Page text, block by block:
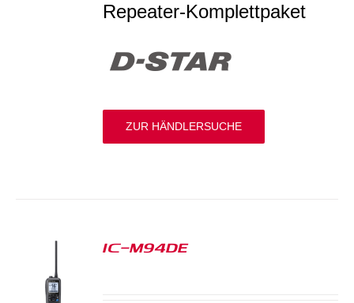
Repeater-Komplettpaket
ZUR HÄNDLERSUCHE
IC-M94DE